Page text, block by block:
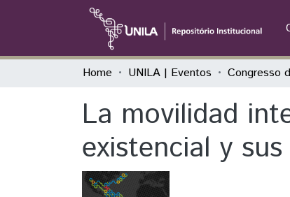
Home UNILA | Eventos
La movilidad
existencial y